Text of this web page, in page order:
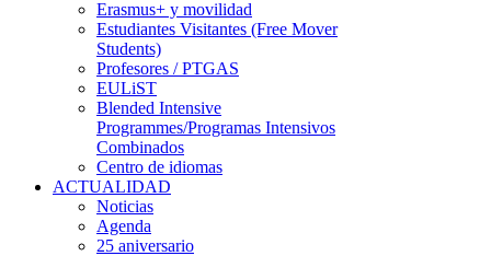
Erasmus+ y movilidad
Estudiantes Visitantes (Free Mover
Students)
Profesores / PTGAS
EULiST
Blended Intensive
Programmes/Programas Intensivos
Combinados
Centro de idiomas
ACTUALIDAD
Noticias
Agenda
25 aniversario